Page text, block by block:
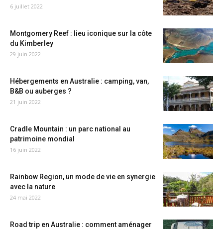
6 juillet 2022
Montgomery Reef : lieu iconique sur la côte
du Kimberley
29 juin 2022
Hébergements en Australie : camping, van,
B&B ou auberges ?
21 juin 2022
Cradle Mountain : un parc national au
patrimoine mondial
16 juin 2022
Rainbow Region, un mode de vie en synergie
avec la nature
24 mai 2022
Road trip en Australie : comment aménager